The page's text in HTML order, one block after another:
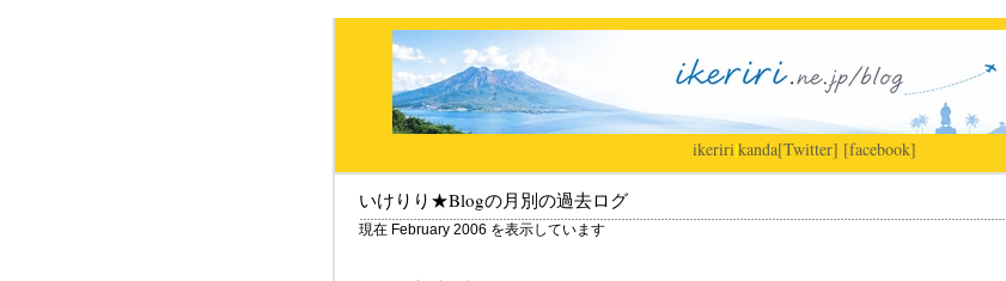
ikeriri|kanda[Twitter] [facebook]
いけりり★Blogの月別の過去ログ
現在 February 2006 を表示しています